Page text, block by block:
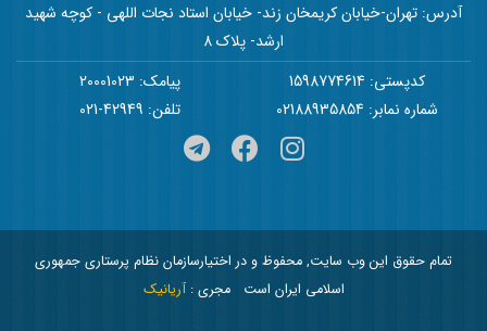
آدرس: تهران-خیابان کریمخان زند- خیابان استاد نجات اللهی - کوچه شهید
ارشد- پلاک 8
کدپستی: 1598774614
پیامک: 20001023
شماره نمابر: 02188935854
تلفن: 42949-021
تمام حقوق این وب سایت, محفوظ و در اختیارسازمان نظام پرستاری جمهوری
اسلامی ایران است
مجری :آریانیک